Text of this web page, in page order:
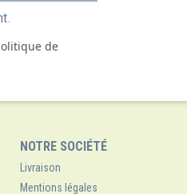
de
NOTRE SOCIÉTÉ
Livraison
Mentions légales